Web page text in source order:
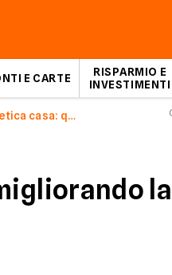
E CARTE
RISPARMIO E
INVESTIMENTI
Classe energetica casa: quanto può farti risparmiare?